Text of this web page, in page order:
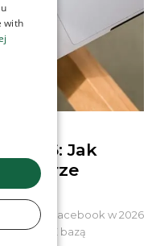
2026: Jak
w erze
Facebook w 2026
Z bazą
with